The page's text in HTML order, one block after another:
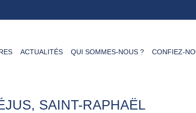
ACTUALITÉS QUI SOMMES-NOUS ? CONFIEZ-
SAINT-RAPHAËL